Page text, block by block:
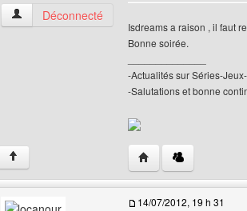
aksel1 Voir le profil de l'utilisateur
Déconnecté
Isdreams a raison , il faut
Bonne soirée.
-Actualités sur Séries-
-Salutations et bonne
↑ Visiter le site web de
14/07/2012, 19 h 31